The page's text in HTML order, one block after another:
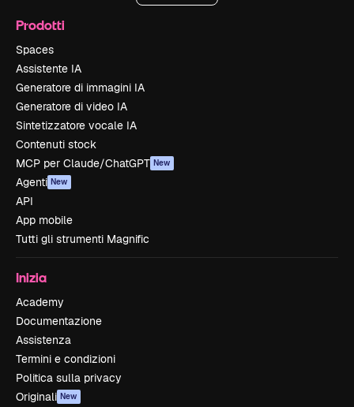
Prodotti
Spaces
Assistente IA
Generatore di immagini IA
Generatore di video IA
Sintetizzatore vocale IA
Contenuti stock
MCP per Claude/ChatGPT New
Agenti New
API
App mobile
Tutti gli strumenti Magnific
Inizia
Academy
Documentazione
Assistenza
Termini e condizioni
Politica sulla privacy
Originali New